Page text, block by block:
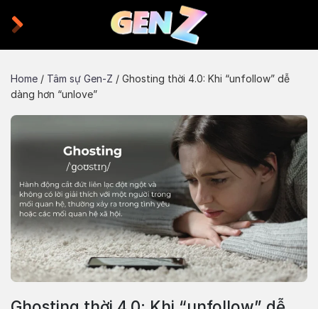
Home / Tâm sự Gen-Z / Ghosting thời 4.0: Khi “unfollow” dễ
dàng hơn “unlove”